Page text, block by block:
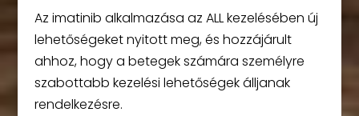
Az imatinib alkalmazása az ALL kezelésében új
lehetőségeket nyitott meg, és hozzájárult
ahhoz, hogy a betegek számára személyre
szabottabb kezelési lehetőségek álljanak
rendelkezésre.